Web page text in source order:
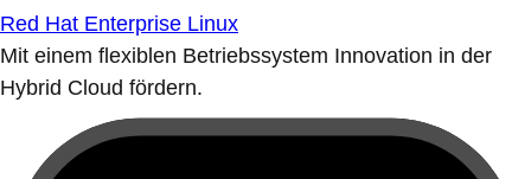
Red Hat Enterprise Linux
Mit einem flexiblen Betriebssystem Innovation in der
Hybrid Cloud fördern.